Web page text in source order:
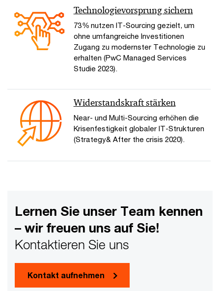
Technologievorsprung sichern
73 % nutzen IT-Sourcing gezielt, um
ohne umfangreiche Investitionen
Zugang zu modernster Technologie zu
erhalten (PwC Managed Services
Studie 2023).
Widerstandskraft stärken
Near- und Multi-Sourcing erhöhen die
Krisenfestigkeit globaler IT-Strukturen
(Strategy& After the crisis 2020).
Lernen Sie unser Team kennen
– wir freuen uns auf Sie!
Kontaktieren Sie uns
Kontakt aufnehmen